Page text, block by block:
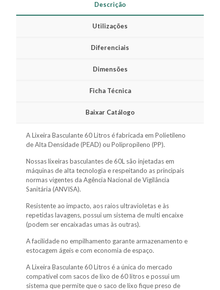
Descrição
Utilizações
Diferenciais
Dimensões
Ficha Técnica
Baixar Catálogo
A Lixeira Basculante 60 Litros é fabricada em Polietileno
de Alta Densidade (PEAD) ou Polipropileno (PP).
Nossas lixeiras basculantes de 60L são injetadas em
máquinas de alta tecnologia e respeitando as principais
normas vigentes da Agência Nacional de Vigilância
Sanitária (ANVISA).
Resistente ao impacto, aos raios ultravioletas e às
repetidas lavagens, possui um sistema de multi encaixe
(podem ser encaixadas umas às outras).
A facilidade no empilhamento garante armazenamento e
estocagem ágeis e com economia de espaço.
A Lixeira Basculante 60 Litros é a única do mercado
compatível com sacos de lixo de 60 litros e possui um
sistema que permite que o saco de lixo fique preso de